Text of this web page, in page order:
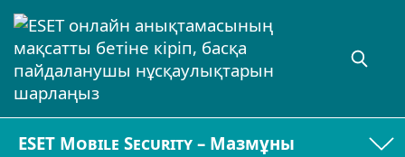
ESET Mobile Security – Мазмұны